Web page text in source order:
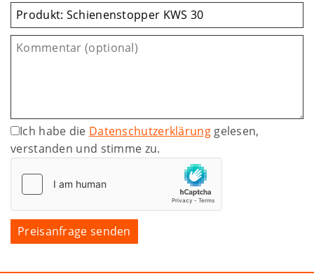
Ich habe die Datenschutzerklärunggelesen,
verstanden und stimme zu.